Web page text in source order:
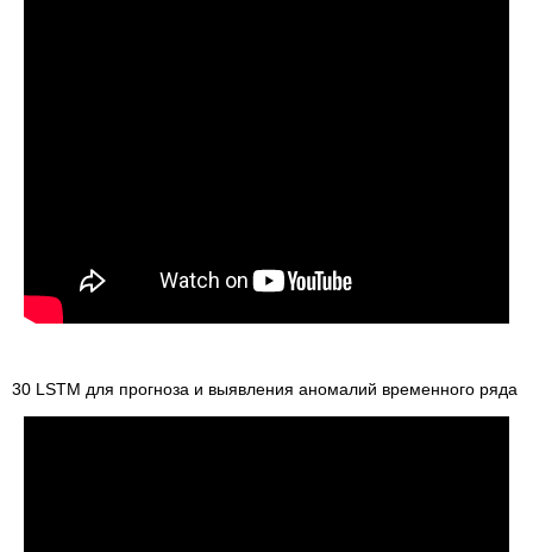
30 LSTM для прогноза и выявления аномалий временного ряда